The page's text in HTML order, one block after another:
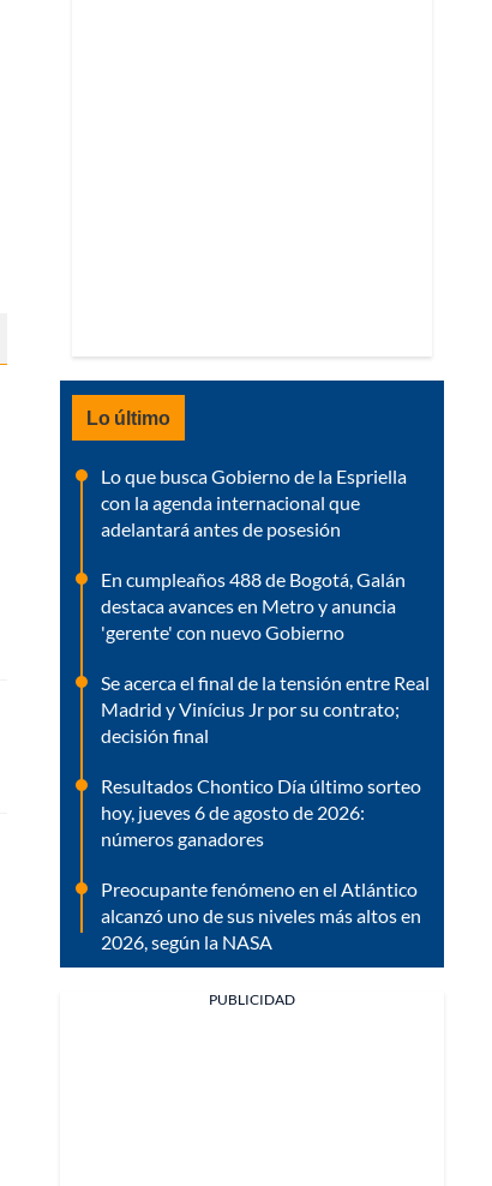
Lo último
Lo que busca Gobierno de la Espriella
con la agenda internacional que
adelantará antes de posesión
En cumpleaños 488 de Bogotá, Galán
destaca avances en Metro y anuncia
'gerente' con nuevo Gobierno
Se acerca el final de la tensión entre Real
Madrid y Vinícius Jr por su contrato;
decisión final
Resultados Chontico Día último sorteo
hoy, jueves 6 de agosto de 2026:
números ganadores
Preocupante fenómeno en el Atlántico
alcanzó uno de sus niveles más altos en
2026, según la NASA
PUBLICIDAD